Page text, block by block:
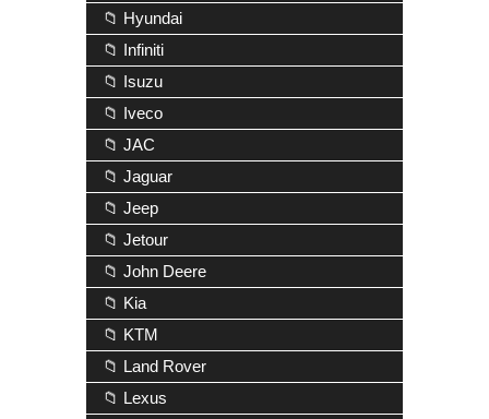
📁 Hyundai
📁 Infiniti
📁 Isuzu
📁 Iveco
📁 JAC
📁 Jaguar
📁 Jeep
📁 Jetour
📁 John Deere
📁 Kia
📁 KTM
📁 Land Rover
📁 Lexus